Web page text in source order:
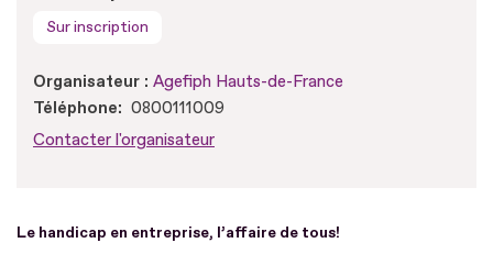
Sur inscription
Organisateur : Agefiph Hauts-de-France
Téléphone
0800111009
Contacter l'organisateur
Le handicap en entreprise, l’affaire de tous!